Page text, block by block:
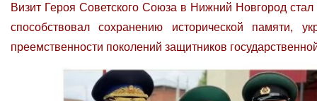
Визит Героя Советского Союза в Нижний Новгород
способствовал сохранению исторической памяти,
преемственности поколений защитников